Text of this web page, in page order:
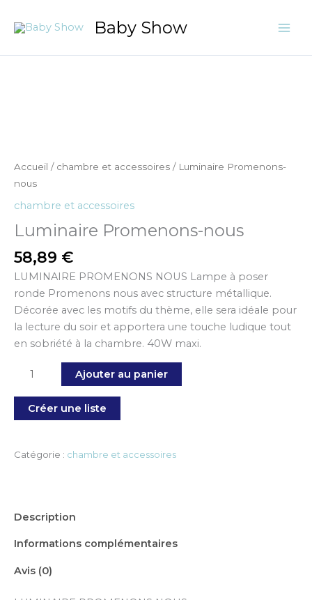
Baby Show
Accueil / chambre et accessoires / Luminaire Promenons-
nous
chambre et accessoires
Luminaire Promenons-nous
58,89 €
LUMINAIRE PROMENONS NOUS Lampe à poser
ronde Promenons nous avec structure métallique.
Décorée avec les motifs du thème, elle sera idéale pour
la lecture du soir et apportera une touche ludique tout
en sobriété à la chambre. 40W maxi.
Ajouter au panier
Créer une liste
Catégorie : chambre et accessoires
Description
Informations complémentaires
Avis (0)